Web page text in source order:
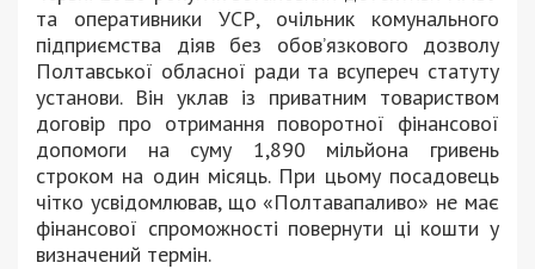
та оперативники УСР, очільник комунального
підприємства діяв без обов’язкового дозволу
Полтавської обласної ради та всупереч статуту
установи. Він уклав із приватним товариством
договір про отримання поворотної фінансової
допомоги на суму 1,890 мільйона гривень
строком на один місяць. При цьому посадовець
чітко усвідомлював, що «Полтавапаливо» не має
фінансової спроможності повернути ці кошти у
визначений термін.